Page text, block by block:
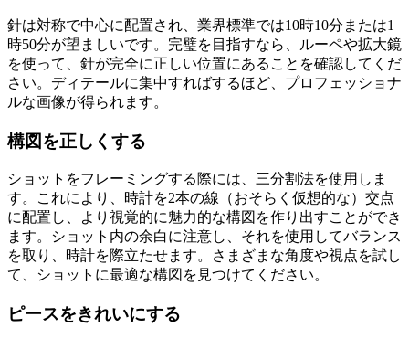
針は対称で中心に配置され、業界標準では10時10分または1
時50分が望ましいです。完璧を目指すなら、ルーペや拡大鏡
を使って、針が完全に正しい位置にあることを確認してくだ
さい。ディテールに集中すればするほど、プロフェッショナ
ルな画像が得られます。
構図を正しくする
ショットをフレーミングする際には、三分割法を使用しま
す。これにより、時計を2本の線（おそらく仮想的な）交点
に配置し、より視覚的に魅力的な構図を作り出すことができ
ます。ショット内の余白に注意し、それを使用してバランス
を取り、時計を際立たせます。さまざまな角度や視点を試し
て、ショットに最適な構図を見つけてください。
ピースをきれいにする